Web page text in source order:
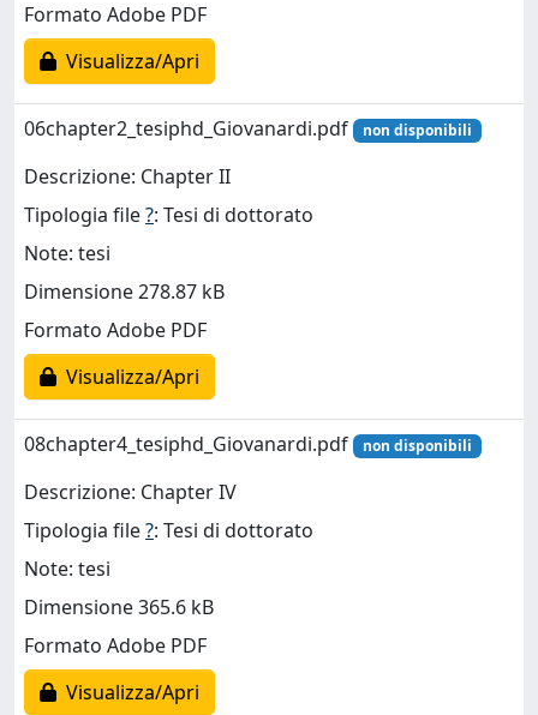
Formato Adobe PDF
Visualizza/Apri
06chapter2_tesiphd_Giovanardi.pdf non disponibili
Descrizione: Chapter II
Tipologia file?: Tesi di dottorato
Note: tesi
Dimensione 278.87 kB
Formato Adobe PDF
Visualizza/Apri
08chapter4_tesiphd_Giovanardi.pdf non disponibili
Descrizione: Chapter IV
Tipologia file?: Tesi di dottorato
Note: tesi
Dimensione 365.6 kB
Formato Adobe PDF
Visualizza/Apri